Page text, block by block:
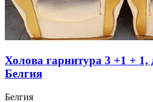
Холова гарнитура 3 +1 + 1,
Белгия
Белгия